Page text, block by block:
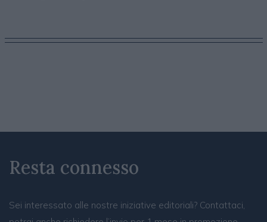
Resta connesso
Sei interessato alle nostre iniziative editoriali? Contattaci,